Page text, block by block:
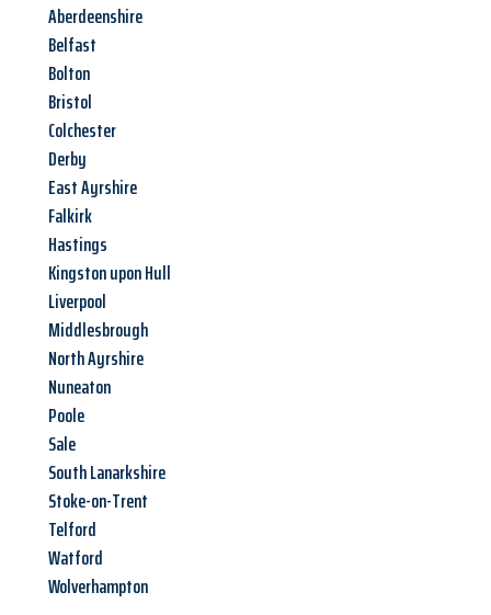
Aberdeenshire
Belfast
Bolton
Bristol
Colchester
Derby
East Ayrshire
Falkirk
Hastings
Kingston upon Hull
Liverpool
Middlesbrough
North Ayrshire
Nuneaton
Poole
Sale
South Lanarkshire
Stoke-on-Trent
Telford
Watford
Wolverhampton